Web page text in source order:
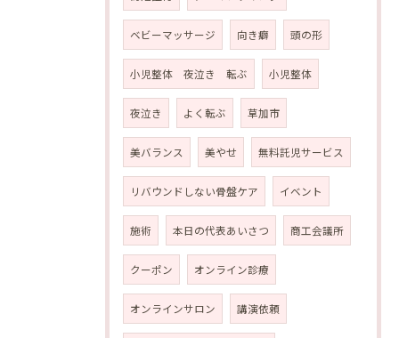
ベビーマッサージ 向き癖 頭の形
小児整体 夜泣き 転ぶ 小児整体
夜泣き よく転ぶ 草加市
美バランス 美やせ 無料託児サービス
リバウンドしない骨盤ケア イベント
施術 本日の代表あいさつ 商工会議所
クーポン オンライン診療
オンラインサロン 講演依頼